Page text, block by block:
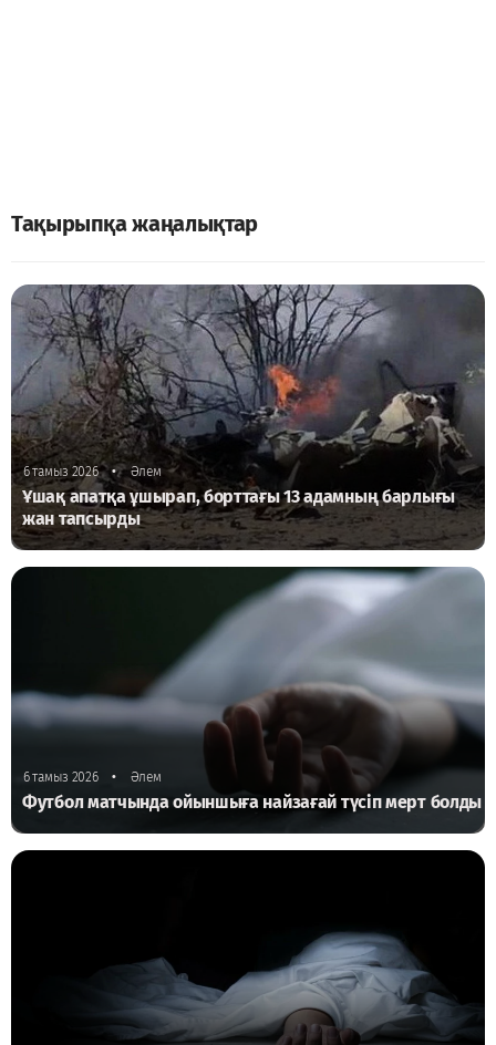
Тақырыпқа жаңалықтар
6 тамыз 2026 • Әлем
Ұшақ апатқа ұшырап, борттағы 13 адамның барлығы
жан тапсырды
6 тамыз 2026 • Әлем
Футбол матчында ойыншыға найзағай түсіп мерт болды